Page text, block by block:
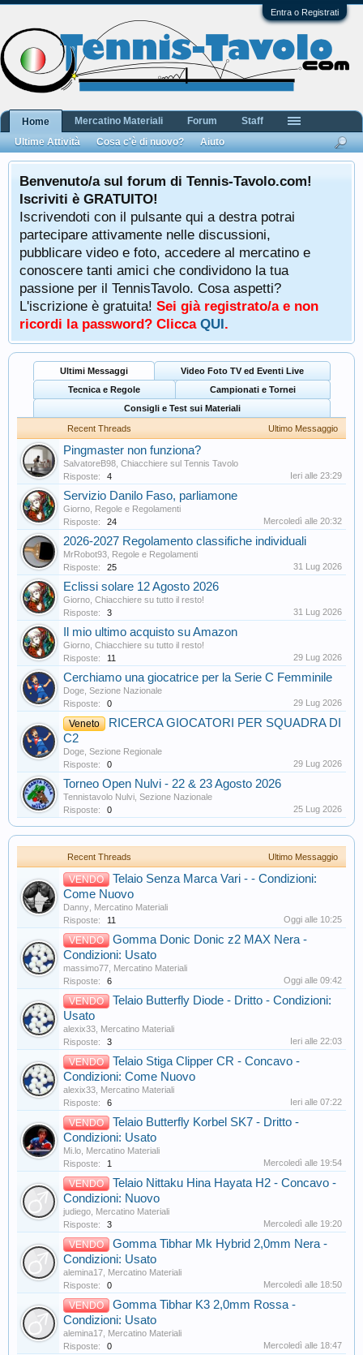
Entra o Registrati
Benvenuto/a sul forum di Tennis-Tavolo.com!
Iscriviti è GRATUITO!
Iscrivendoti con il pulsante qui a destra potrai
partecipare attivamente nelle discussioni,
pubblicare video e foto, accedere al mercatino e
conoscere tanti amici che condividono la tua
passione per il TennisTavolo. Cosa aspetti?
L'iscrizione è gratuita! Sei già registrato/a e non
ricordi la password? Clicca QUI.
Ultimi Messaggi
Video Foto TV ed Eventi Live
Tecnica e Regole
Campionati e Tornei
Consigli e Test sui Materiali
Recent Threads Ultimo Messaggio
Pingmaster non funziona?
SalvatoreB98 Chiacchiere sul Tennis Tavolo
Risposte:
4 Ieri alle 23:29
Servizio Danilo Faso, parliamone
Giorno Regole e Regolamenti
Risposte:
24 Mercoledì alle 20:32
2026-2027 Regolamento classifiche individuali
MrRobot93 Regole e Regolamenti
Risposte:
25 31 Lug 2026
Eclissi solare 12 Agosto 2026
Giorno Chiacchiere su tutto il resto!
Risposte:
3 31 Lug 2026
Il mio ultimo acquisto su Amazon
Giorno Chiacchiere su tutto il resto!
Risposte:
11 29 Lug 2026
Cerchiamo una giocatrice per la Serie C Femminile
Doge Sezione Nazionale
Risposte:
0 29 Lug 2026
Veneto
RICERCA GIOCATORI PER SQUADRA DI
C2
Doge Sezione Regionale
Risposte:
0 29 Lug 2026
Torneo Open Nulvi - 22 & 23 Agosto 2026
Tennistavolo Nulvi Sezione Nazionale
Risposte:
0 25 Lug 2026
Recent Threads Ultimo Messaggio
VENDO
Telaio Senza Marca Vari - - Condizioni:
Come Nuovo
Danny Mercatino Materiali
Risposte:
11 Oggi alle 10:25
VENDO
Gomma Donic Donic z2 MAX Nera -
Condizioni: Usato
massimo77 Mercatino Materiali
Risposte:
6 Oggi alle 09:42
VENDO
Telaio Butterfly Diode - Dritto - Condizioni:
Usato
alexix33 Mercatino Materiali
Risposte:
3 Ieri alle 22:03
VENDO
Telaio Stiga Clipper CR - Concavo -
Condizioni: Come Nuovo
alexix33 Mercatino Materiali
Risposte:
6 Ieri alle 07:22
VENDO
Telaio Butterfly Korbel SK7 - Dritto -
Condizioni: Usato
Mi.lo Mercatino Materiali
Risposte:
1 Mercoledì alle 19:54
VENDO
Telaio Nittaku Hina Hayata H2 - Concavo -
Condizioni: Nuovo
judiego Mercatino Materiali
Risposte:
3 Mercoledì alle 19:20
VENDO
Gomma Tibhar Mk Hybrid 2,0mm Nera -
Condizioni: Usato
alemina17 Mercatino Materiali
Risposte:
0 Mercoledì alle 18:50
VENDO
Gomma Tibhar K3 2,0mm Rossa -
Condizioni: Usato
alemina17 Mercatino Materiali
Risposte:
0 Mercoledì alle 18:47
Home
Ultime Attività
Cosa c'è di nuovo? Aiuto
Mercatino Materiali Forum Staff